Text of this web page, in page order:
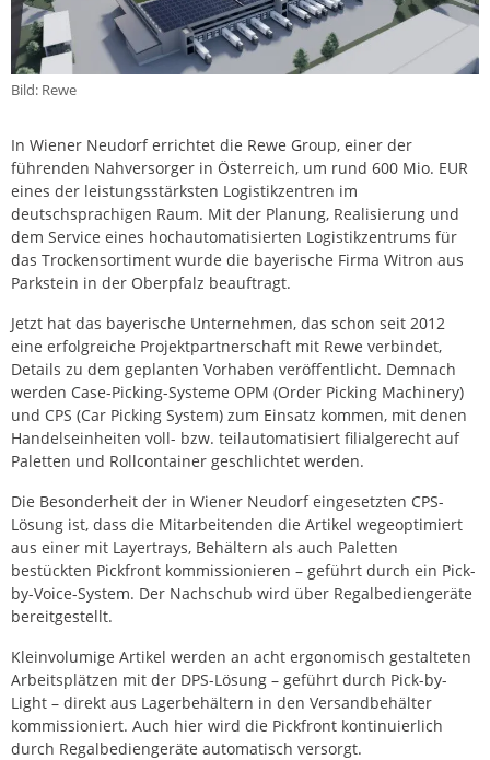
Bild: Rewe
In Wiener Neudorf errichtet die Rewe Group, einer der
führenden Nahversorger in Österreich, um rund 600 Mio. EUR
eines der leistungsstärksten Logistikzentren im
deutschsprachigen Raum. Mit der Planung, Realisierung und
dem Service eines hochautomatisierten Logistikzentrums für
das Trockensortiment wurde die bayerische Firma Witron aus
Parkstein in der Oberpfalz beauftragt.
Jetzt hat das bayerische Unternehmen, das schon seit 2012
eine erfolgreiche Projektpartnerschaft mit Rewe verbindet,
Details zu dem geplanten Vorhaben veröffentlicht. Demnach
werden Case-Picking-Systeme OPM (Order Picking Machinery)
und CPS (Car Picking System) zum Einsatz kommen, mit denen
Handelseinheiten voll- bzw. teilautomatisiert filialgerecht auf
Paletten und Rollcontainer geschlichtet werden.
Die Besonderheit der in Wiener Neudorf eingesetzten CPS-
Lösung ist, dass die Mitarbeitenden die Artikel wegeoptimiert
aus einer mit Layertrays, Behältern als auch Paletten
bestückten Pickfront kommissionieren – geführt durch ein Pick-
by-Voice-System. Der Nachschub wird über Regalbediengeräte
bereitgestellt.
Kleinvolumige Artikel werden an acht ergonomisch gestalteten
Arbeitsplätzen mit der DPS-Lösung – geführt durch Pick-by-
Light – direkt aus Lagerbehältern in den Versandbehälter
kommissioniert. Auch hier wird die Pickfront kontinuierlich
durch Regalbediengeräte automatisch versorgt.